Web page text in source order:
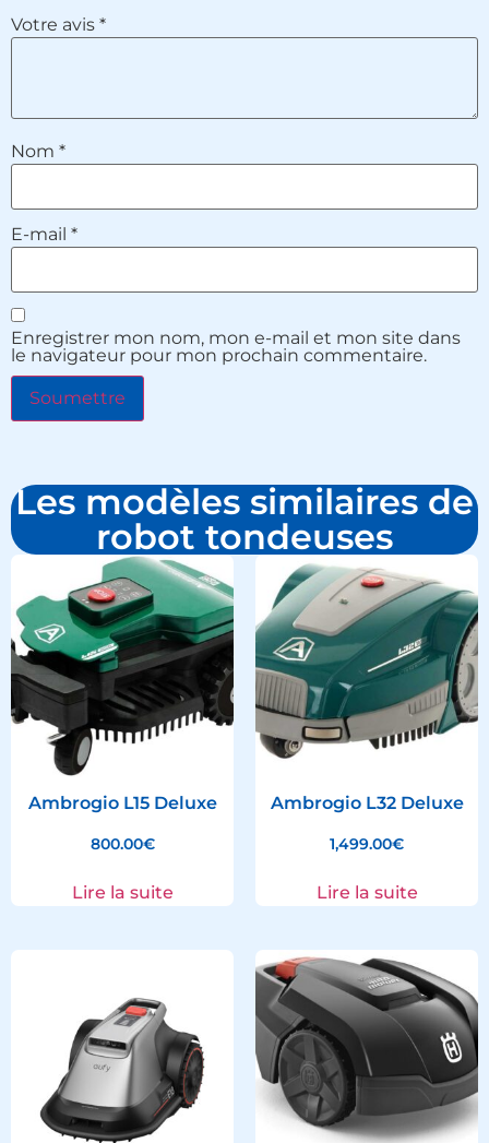
Votre avis *
Nom *
E-mail *
Enregistrer mon nom, mon e-mail et mon site dans
le navigateur pour mon prochain commentaire.
Les modèles similaires de
robot tondeuses
Ambrogio L15 Deluxe
800.00€
Lire la suite
Ambrogio L32 Deluxe
1,499.00€
Lire la suite